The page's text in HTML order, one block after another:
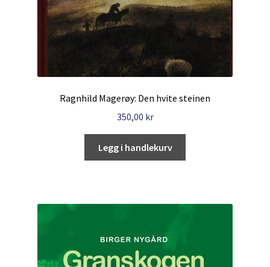
Ragnhild Magerøy: Den hvite steinen
350,00 kr
Legg i handlekurv